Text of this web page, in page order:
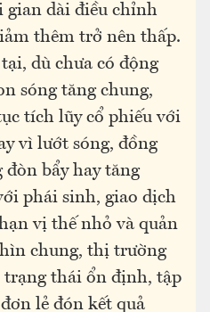
gian dài điều chỉnh
thêm trở nên thấp.
dù chưa có động
sóng tăng chung,
tích lũy cổ phiếu với
vì lướt sóng, đồng
đòn bẩy hay tăng
phái sinh, giao dịch
vị thế nhỏ và quản
chung, thị trường
trạng thái ổn định, tập
lẻ đón kết quả